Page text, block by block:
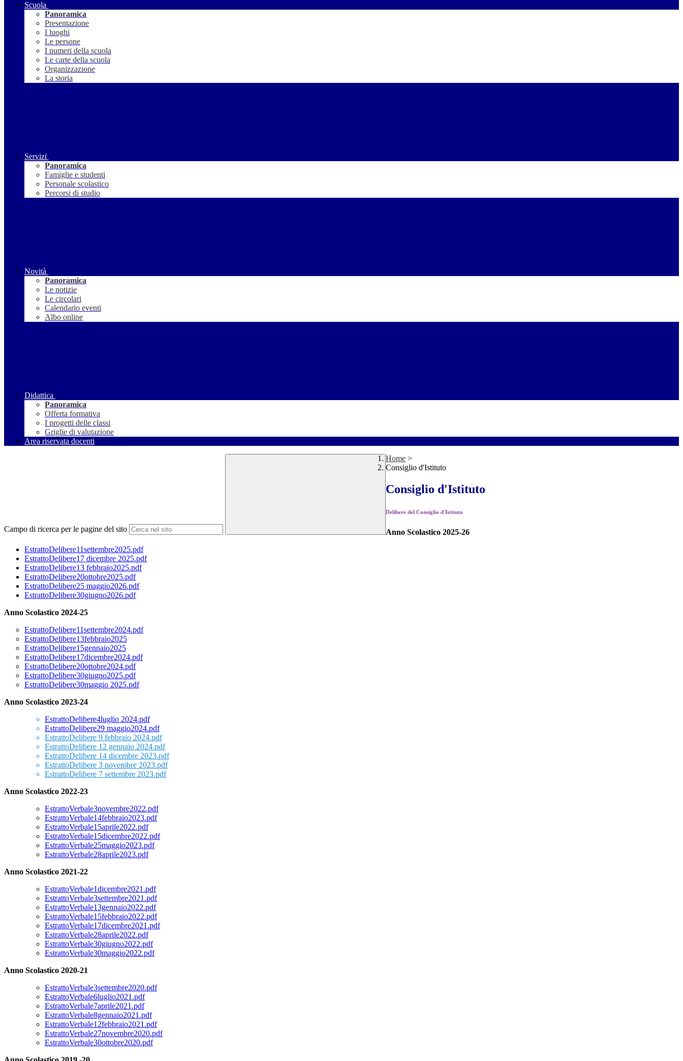
Scuola
Panoramica
Presentazione
I luoghi
Le persone
I numeri della scuola
Le carte della scuola
Organizzazione
La storia
Servizi
Panoramica
Famiglie e studenti
Personale scolastico
Percorsi di studio
Novità
Panoramica
Le notizie
Le circolari
Calendario eventi
Albo online
Didattica
Panoramica
Offerta formativa
I progetti delle classi
Griglie di valutazione
Area riservata docenti
Campo di ricerca per le pagine del sito
Home >
Consiglio d'Istituto
Consiglio d'Istituto
Delibere del Consiglio d'Istituto
Anno Scolastico 2025-26
EstrattoDelibere11settembre2025.pdf
EstrattoDelibere17 dicembre 2025.pdf
EstrattoDelibere13 febbraio2025.pdf
EstrattoDelibere20ottobre2025.pdf
EstrattoDelibere25 maggio2026.pdf
EstrattoDelibere30giugno2026.pdf
Anno Scolastico 2024-25
EstrattoDelibere11settembre2024.pdf
EstrattoDelibere13febbraio2025
EstrattoDelibere15gennaio2025
EstrattoDelibere17dicembre2024.pdf
EstrattoDelibere20ottobre2024.pdf
EstrattoDelibere30giugno2025.pdf
EstrattoDelibere30maggio 2025.pdf
Anno Scolastico 2023-24
EstrattoDelibere4luglio 2024.pdf
EstrattoDelibere29 maggio2024.pdf
EstrattoDelibere 9 febbraio 2024.pdf
EstrattoDelibere 12 gennaio 2024.pdf
EstrattoDelibere 14 dicembre 2023.pdf
EstrattoDelibere 3 novembre 2023.pdf
EstrattoDelibere 7 settembre 2023.pdf
Anno Scolastico 2022-23
EstrattoVerbale3novembre2022.pdf
EstrattoVerbale14febbraio2023.pdf
EstrattoVerbale15aprile2022.pdf
EstrattoVerbale15dicembre2022.pdf
EstrattoVerbale25maggio2023.pdf
EstrattoVerbale28aprile2023.pdf
Anno Scolastico 2021-22
EstrattoVerbale1dicembre2021.pdf
EstrattoVerbale3settembre2021.pdf
EstrattoVerbale13gennaio2022.pdf
EstrattoVerbale15febbraio2022.pdf
EstrattoVerbale17dicembre2021.pdf
EstrattoVerbale28aprile2022.pdf
EstrattoVerbale30giugno2022.pdf
EstrattoVerbale30maggio2022.pdf
Anno Scolastico 2020-21
EstrattoVerbale3settembre2020.pdf
EstrattoVerbale6luglio2021.pdf
EstrattoVerbale7aprile2021.pdf
EstrattoVerbale8gennaio2021.pdf
EstrattoVerbale12febbraio2021.pdf
EstrattoVerbale27novembre2020.pdf
EstrattoVerbale30ottobre2020.pdf